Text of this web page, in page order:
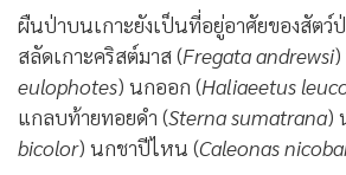
ผืนป่าบนเกาะยังเป็นที่อยู่อาศัยของสัตว์
สลัดเกาะคริสต์มาส (Fregata andrewsi)
eulophotes) นกออก (Haliaeetus
แกลบท้ายทอยดำ (Sterna sumatrana)
bicolor) นกชาปีไหน (Caleonas